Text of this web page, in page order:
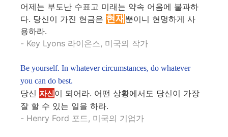
어제는 부도난 수표고 미래는 약속 어음에 불과하
다. 당신이 가진 현금은 현재 뿐이니 현명하게 사
용하라.
- Key Lyons 라이온스, 미국의 작가
Be yourself. In whatever circumstances, do whatever
you can do best.
당신 자신이 되어라. 어떤 상황에서도 당신이 가장
잘 할 수 있는 일을 하라.
- Henry Ford 포드, 미국의 기업가